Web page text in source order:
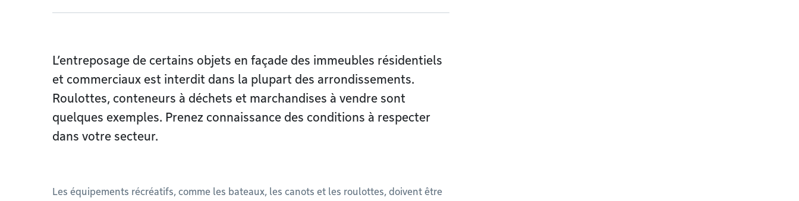
L’entreposage de certains objets en façade des immeubles résidentiels
et commerciaux est interdit dans la plupart des arrondissements.
Roulottes, conteneurs à déchets et marchandises à vendre sont
quelques exemples. Prenez connaissance des conditions à respecter
dans votre secteur.
Les équipements récréatifs, comme les bateaux, les canots et les roulottes, doivent être